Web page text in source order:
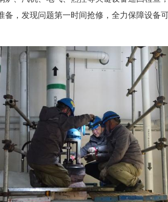
心调整是保障供热的“中枢神经”
最佳工况，一支24小时轮值待命
家灯火筑牢坚实的设备防线。
安全稳定运行，我们实行24小时
点加强锅炉、汽机、电气、热控
及应急准备，发现问题第一时间